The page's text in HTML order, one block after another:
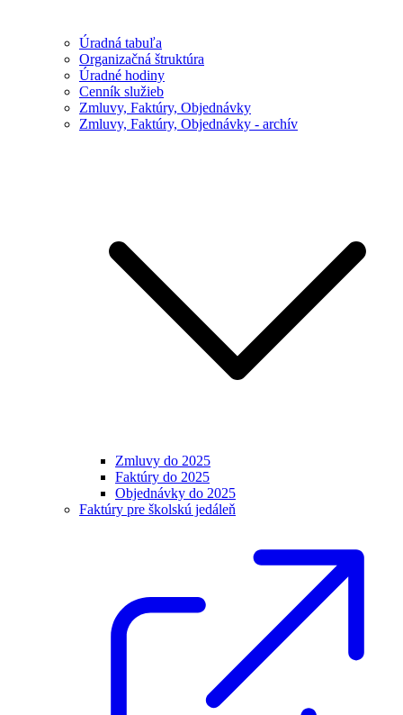
Úradná tabuľa
Organizačná štruktúra
Úradné hodiny
Cenník služieb
Zmluvy, Faktúry, Objednávky
Zmluvy, Faktúry, Objednávky - archív
Zmluvy do 2025
Faktúry do 2025
Objednávky do 2025
Faktúry pre školskú jedáleň